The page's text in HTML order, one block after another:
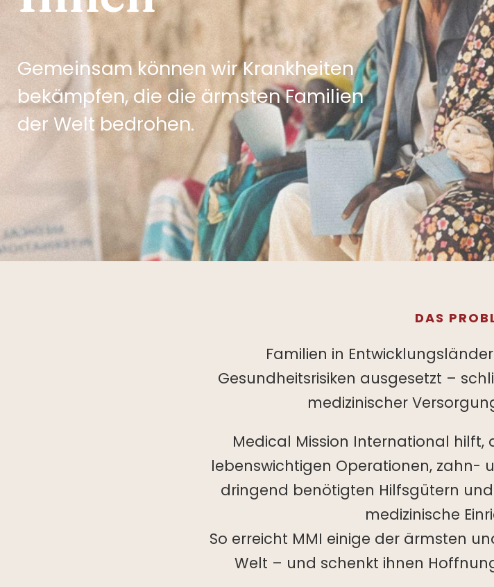
Gemeinsam können wir Krankheiten
bekämpfen, die die ärmsten Familien
der Welt bedrohen.
DAS
Familien in
Gesundheitsrisiken ausgesetzt –
medizinischer
Medical Mission International hilft,
lebenswichtigen Operationen, zahn-
dringend benötigten Hilfsgütern
medizinische
So erreicht MMI einige der ärmsten
Welt – und schenkt ihnen